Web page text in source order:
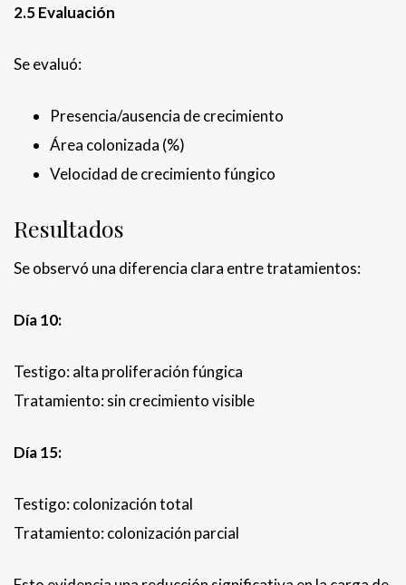
2.5 Evaluación
Se evaluó:
Presencia/ausencia de crecimiento
Área colonizada (%)
Velocidad de crecimiento fúngico
Resultados
Se observó una diferencia clara entre tratamientos:
Día 10:
Testigo: alta proliferación fúngica
Tratamiento: sin crecimiento visible
Día 15:
Testigo: colonización total
Tratamiento: colonización parcial